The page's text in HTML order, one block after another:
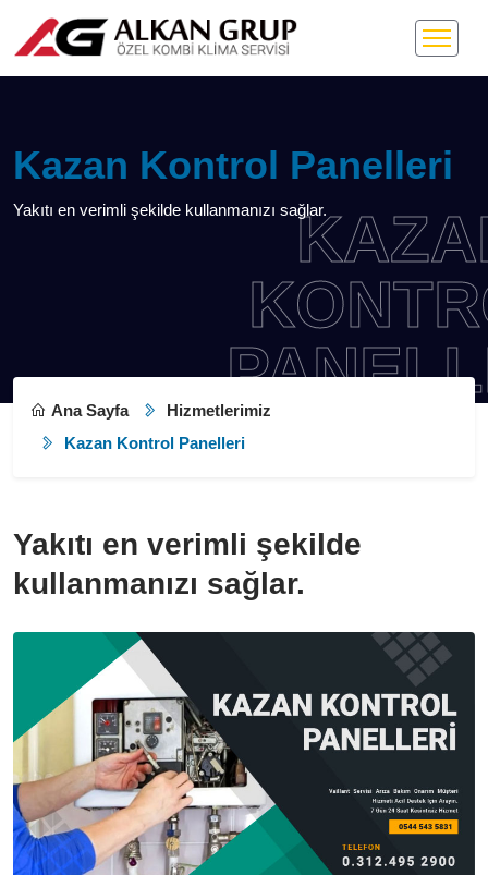
Kazan Kontrol Panelleri
Yakıtı en verimli şekilde kullanmanızı sağlar.
Ana Sayfa
Hizmetlerimiz
Kazan Kontrol Panelleri
Yakıtı en verimli şekilde
kullanmanızı sağlar.